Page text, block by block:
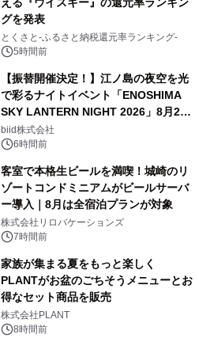
グを発表
とくさと-ふるさと納税還元率ランキング-
5時間前
【振替開催決定！】江ノ島の夜空を光
で彩るナイトイベント「ENOSHIMA
SKY LANTERN NIGHT 2026」8月22
日(土)振替開催＆受付スタート！
biid株式会社
6時間前
客室で本格生ビールを満喫！城崎のリ
ゾートコンドミニアムがビールサーバ
ー導入｜8月は全宿泊プランが対象
株式会社リロバケーションズ
7時間前
家族が集まる夏をもっと楽しく
PLANTがお盆のごちそうメニューとお
得なセット商品を販売
株式会社PLANT
8時間前